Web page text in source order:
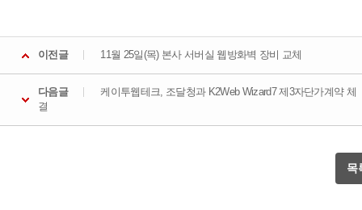
이전글 11월 25일(목) 본사 서버실 웹방화벽 장비 교체
다음글
케이투웹테크, 조달청과 K2Web Wizard7 제3자단가계약 체
결